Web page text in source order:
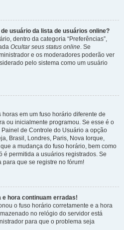
usuário da lista de usuários online?
dentro da categoria “Preferências”,
Ocultar seus status online. Se
e os moderadores poderão ver
pelo sistema como um usuário
em um fuso horário diferente de
ou inicialmente programou. Se esse é o
de Controle do Usuário a opção
Brasil, Londres, Paris, Nova Iorque,
a mudança do fuso horário, bem como
é permitida a usuários registrados. Se
que se registre no fórum!
hora continuam erradas!
o fuso horário corretamente e a hora
no relógio do servidor está
para que o problema seja